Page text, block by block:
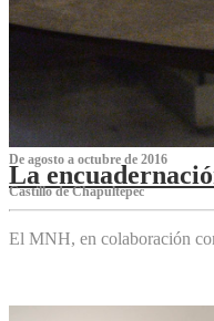
De agosto a octubre de 2016
La
Castillo de Chapultepec
El MNH, en colaboración